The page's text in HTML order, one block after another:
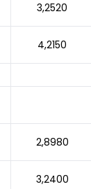
3,2520
4,2150
2,8980
3,2400